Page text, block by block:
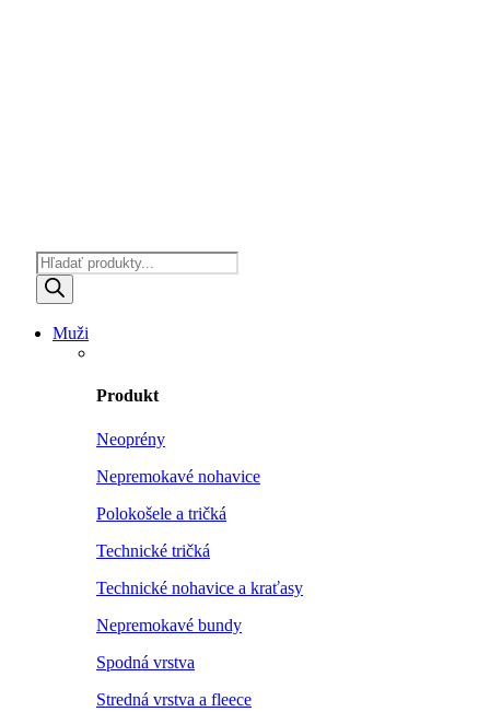
Products
search
Muži
Produkt
Neoprény
Nepremokavé nohavice
Polokošele a tričká
Technické tričká
Technické nohavice a kraťasy
Nepremokavé bundy
Spodná vrstva
Stredná vrstva a fleece